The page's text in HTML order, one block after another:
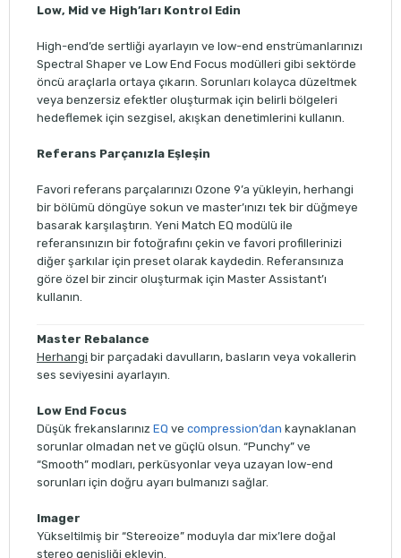
Low, Mid ve High’ları Kontrol Edin
High-end’de sertliği ayarlayın ve low-end enstrümanlarınızı
Spectral Shaper ve Low End Focus modülleri gibi sektörde
öncü araçlarla ortaya çıkarın. Sorunları kolayca düzeltmek
veya benzersiz efektler oluşturmak için belirli bölgeleri
hedeflemek için sezgisel, akışkan denetimlerini kullanın.
Referans Parçanızla Eşleşin
Favori referans parçalarınızı Ozone 9’a yükleyin, herhangi
bir bölümü döngüye sokun ve master’ınızı tek bir düğmeye
basarak karşılaştırın. Yeni Match EQ modülü ile
referansınızın bir fotoğrafını çekin ve favori profillerinizi
diğer şarkılar için preset olarak kaydedin. Referansınıza
göre özel bir zincir oluşturmak için Master Assistant’ı
kullanın.
Master Rebalance
Herhangi bir parçadaki davulların, basların veya vokallerin
ses seviyesini ayarlayın.
Low End Focus
Düşük frekanslarınız EQ ve compression’dan kaynaklanan
sorunlar olmadan net ve güçlü olsun. “Punchy” ve
“Smooth” modları, perküsyonlar veya uzayan low-end
sorunları için doğru ayarı bulmanızı sağlar.
Imager
Yükseltilmiş bir “Stereoize” moduyla dar mix’lere doğal
stereo genişliği ekleyin.